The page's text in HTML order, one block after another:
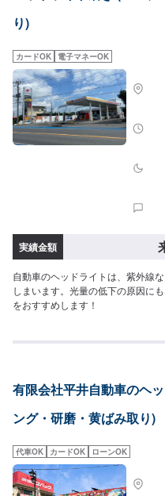
り)
カードOK 電子マネーOK
実績金額
自動車のヘッドライトは、紫外線
しまいます。光量の低下の原因に
をおすすめします！
有限会社平井自動車のヘ
ング・研磨・黄ばみ取り)
代車OK カードOK ローンOK